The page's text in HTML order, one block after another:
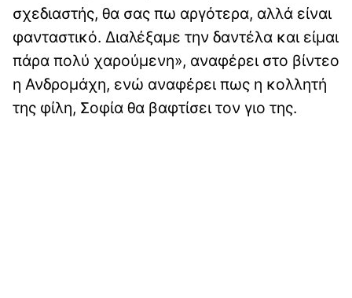
σχεδιαστής, θα σας πω αργότερα, αλλά είναι
φανταστικό. Διαλέξαμε την δαντέλα και είμαι
πάρα πολύ χαρούμενη», αναφέρει στο βίντεο
η Ανδρομάχη, ενώ αναφέρει πως η κολλητή
της φίλη, Σοφία θα βαφτίσει τον γιο της.